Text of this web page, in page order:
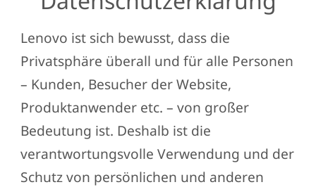
Lenovo ist sich bewusst, dass die
Privatsphäre überall und für alle Personen
– Kunden, Besucher der Website,
Produktanwender etc. – von großer
Bedeutung ist. Deshalb ist die
verantwortungsvolle Verwendung und der
Schutz von persönlichen und anderen